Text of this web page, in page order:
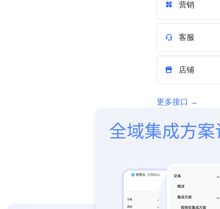
营销
客服
店铺
更多接口 →
每个定制场